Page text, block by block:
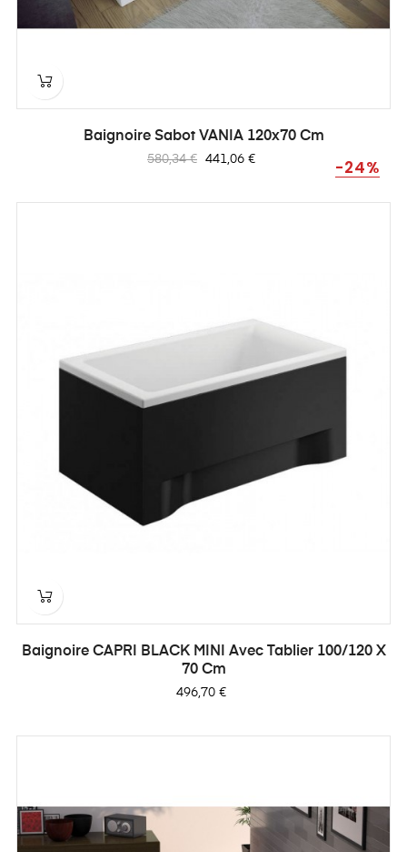
Baignoire Sabot VANIA 120x70 Cm
Prix
580,34 € -24%
Prix
441,06 €
Baignoire CAPRI BLACK MINI Avec Tablier 100/120 X
70 Cm
Prix
496,70 €